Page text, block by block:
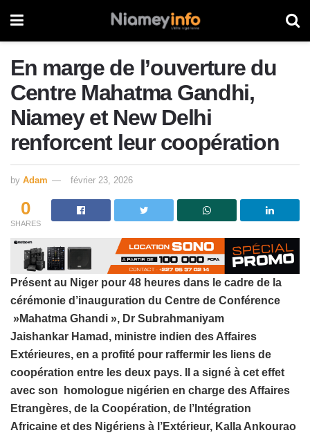
En marge de l’ouverture du
Centre Mahatma Gandhi,
Niamey et New Delhi
renforcent leur coopération
by Adam février 23, 2026
0
SHARES
Présent au Niger pour 48 heures dans le cadre de la
cérémonie d’inauguration du Centre de Conférence
»Mahatma Ghandi », Dr Subrahmaniyam
Jaishankar Hamad, ministre indien des Affaires
Extérieures, en a profité pour raffermir les liens de
coopération entre les deux pays. Il a signé à cet effet
avec son homologue nigérien en charge des Affaires
Etrangères, de la Coopération, de l’Intégration
Africaine et des Nigériens à l’Extérieur, Kalla Ankourao